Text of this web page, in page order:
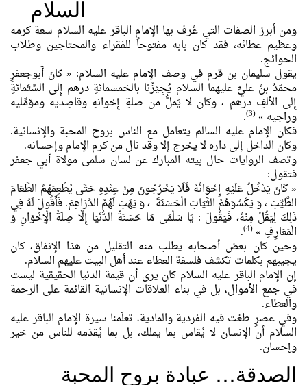
السلام
ومن أبرز الصفات التي عُرف بها الإمام الباقر عليه السلام سعة كرمه
وعظيم عطائه، فقد كان بابه مفتوحاً للفقراء والمحتاجين وطلاب
الحوائج.
يقول سليمان بن قرم في وصف الإمام عليه السلام: « كانَ أَبوجعفرٍ
محمّدُ بنُ عليٍّ عليهما السلام يُجِيْزُنا بالخمسمائةِ درهم إِلى السِّتّمائةِ
إِلى الألفِ درهم ، وكان لا يَملُّ من صلةِ إِخوانهِ وقاصِديه ومؤمِّليه
وراجيه » (3)
.
فكان الإمام عليه السالم يتعامل مع الناس بروح المحبة والإنسانية.
وكان الداخل إلى داره لا يخرج إلا وقد نال من كرم الإمام وإحسانه.
وتصف الروايات حال بيته المبارك عن لسان سلمى مولاة أبي جعفر
فتقول:
« كَانَ يَدْخُلُ عَلَيْهِ إِخْوَانُهُ فَلَا يَخْرُجُونَ مِنْ عِنْدِهِ حَتَّى يُطْعِمَهُمُ الطَّعَامَ
الطَّيِّبَ ، وَ يَكْسُوَهُمُ الثِّيَابَ الْحَسَنَةَ ، وَ يَهَبَ لَهُمُ الدَّرَاهِمَ. فَأَقُولَ لَهُ فِي
ذَلِكَ لِيَقُلْ مِنْهُ، فَيَقُولَ : يَا سَلْمَى مَا حَسَنَةُ الدُّنْيَا إِلَّا صِلَةُ الْإِخْوَانِ وَ
الْمَعَارِفِ » (4)
.
وحين كان بعض أصحابه يطلب منه التقليل من هذا الإنفاق، كان
يجيبهم بكلمات تكشف فلسفة العطاء عند أهل البيت عليهم السلام.
إن الإمام الباقر عليه السلام كان يرى أن قيمة الدنيا الحقيقية ليست
في جمع الأموال، بل في بناء العلاقات الإنسانية القائمة على الرحمة
والعطاء.
وفي عصرٍ طغت فيه الفردية والمادية، تعلّمنا سيرة الإمام الباقر عليه
السلام أن الإنسان لا يُقاس بما يملك، بل بما يُقدّمه للناس من خير
وإحسان.
الصدقة… عبادة بروح المحبة